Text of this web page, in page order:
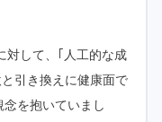
対して、｢人工的な成
引き換えに健康面で
を抱いていまし